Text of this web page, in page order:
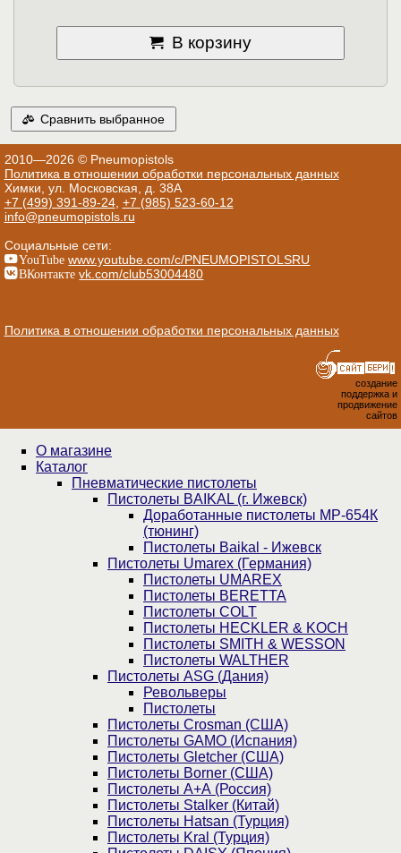
В корзину
Сравнить выбранное
2010—2026 © Pneumopistols
Политика в отношении обработки персональных данных
Химки, ул. Московская, д. 38А
+7 (499) 391-89-24, +7 (985) 523-60-12
info@pneumopistols.ru
Социальные сети:
YouTube www.youtube.com/c/PNEUMOPISTOLSRU
ВКонтакте vk.com/club53004480
Политика в отношении обработки персональных данных
создание
поддержка и
продвижение
сайтов
О магазине
Каталог
Пнев­ма­ти­чес­кие пистолеты
Пистолеты BAIKAL (г. Ижевск)
Доработанные пистолеты МР-654К
(тюнинг)
Пистолеты Baikal - Ижевск
Пистолеты Umarex (Германия)
Пистолеты UMAREX
Пистолеты BERETTA
Пистолеты COLT
Пистолеты HECKLER & KOCH
Пистолеты SMITH & WESSON
Пистолеты WALTHER
Пистолеты ASG (Дания)
Револьверы
Пистолеты
Пистолеты Crosman (США)
Пистолеты GAMO (Испания)
Пистолеты Gletcher (США)
Пистолеты Borner (США)
Пистолеты А+А (Россия)
Пистолеты Stalker (Китай)
Пистолеты Hatsan (Турция)
Пистолеты Kral (Турция)